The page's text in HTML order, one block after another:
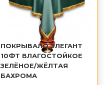
ПОКРЫВАЛО ЭЛЕГАНТ
10ФТ ВЛАГОСТОЙКОЕ
ЗЕЛЁНОЕ/ЖЁЛТАЯ
БАХРОМА